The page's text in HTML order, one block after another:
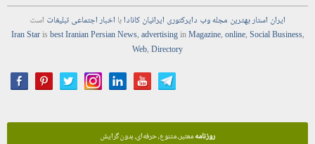
ایران استاربهترین مجلهوب دایرکتوری ایرانیان کانادابا اخباراجتماعیتبلیغات است
Iran Starisbest Iranian PersianNews,advertisinginMagazine,online,Social Business,
Web,Directory
روزنامهمعتبر، متنوع، حرفه‌ای، بدون گرایش